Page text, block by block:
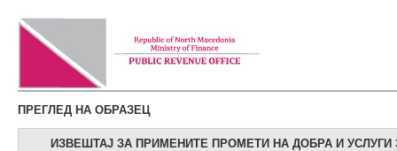
ПРЕГЛЕД НА ОБРАЗЕЦ
ИЗВЕШТАЈ ЗА ПРИМЕНИТЕ ПРОМЕТИ НА ДОБРА И